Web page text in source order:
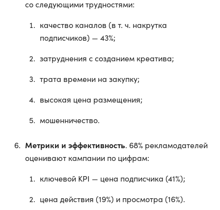
со следующими трудностями:
качество каналов (в т. ч. накрутка
подписчиков) — 43%;
затруднения с созданием креатива;
трата времени на закупку;
высокая цена размещения;
мошенничество.
Метрики и эффективность. 68% рекламодателей
оценивают кампании по цифрам:
ключевой KPI — цена подписчика (41%);
цена действия (19%) и просмотра (16%).